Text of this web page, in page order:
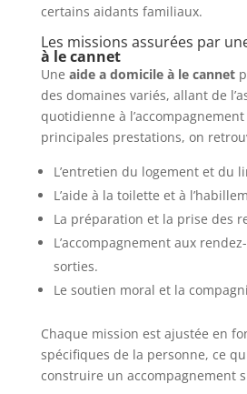
certains aidants familiaux.
Les missions assurées par
à le cannet
Une aide a domicile à le cannet
des domaines variés, allant de
quotidienne à
principales prestations, on
L’entretien du logement et du
L’aide à la toilette et à
La préparation et la prise des
L’accompagnement aux
sorties.
Le soutien moral et la
Chaque mission est ajustée en
spécifiques de la personne, ce
construire un accompagnement